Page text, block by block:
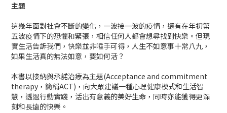
主題
這幾年面對社會不斷的變化，一波接一波的疫情，還有在年初第
五波疫情下的恐懼和緊張，相信任何人都會想尋找到快樂。但現
實生活告訴我們，快樂並非唾手可得，人生不如意事十常八九，
如果生活真的無法如意，要如何活？
本書以接納與承諾治療為主題(Acceptance and commitment
therapy，簡稱ACT)，向大眾建議一種心理健康模式和生活智
慧，透過行動實踐，活出有意義的美好生命，同時亦能獲得更深
刻和長遠的快樂。